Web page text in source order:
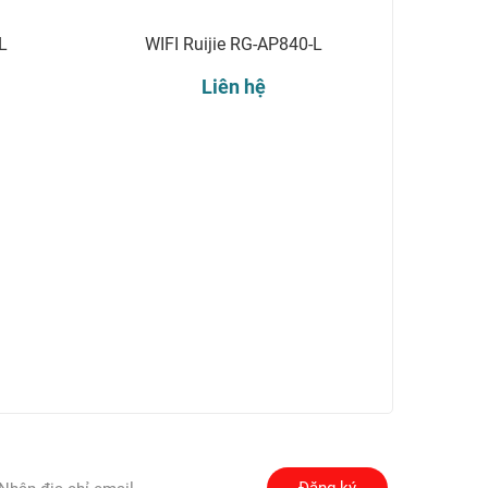
WIFI Ruijie RG-AP840-L
Liên hệ